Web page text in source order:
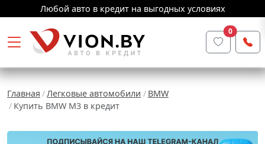
Любой авто в кредит на выгодных условиях
0
Главная Легковые автомобили
BMW
Купить BMW M3 в кредит